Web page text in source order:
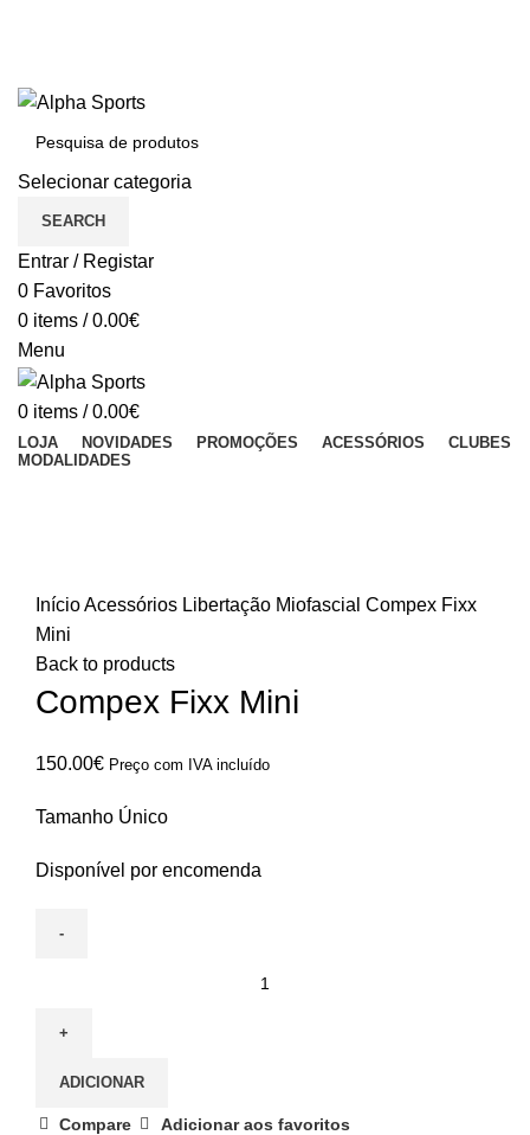
Selecionar categoria
SEARCH
Entrar / Registar
0 Favoritos
0 items / 0.00€
Menu
0 items / 0.00€
LOJA NOVIDADES PROMOÇÕES ACESSÓRIOS
CLUBES
MODALIDADES
InícioAcessórios Libertação Miofascial Compex Fixx
Mini
Back to products
Compex Fixx Mini
150.00€ Preço com IVA incluído
Tamanho Único
Disponível por encomenda
Compex
MiniADICIONAR
Compare Adicionar aos favoritos